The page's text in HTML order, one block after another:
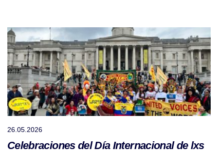
26.05.2026
Celebraciones del Día Internacional de lxs